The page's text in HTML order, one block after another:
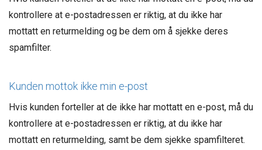
kontrollere at e-postadressen er riktig, at du ikke har
mottatt en returmelding og be dem om å sjekke deres
spamfilter.
Kunden mottok ikke min e-post
Hvis kunden forteller at de ikke har mottatt en e-post, må du
kontrollere at e-postadressen er riktig, at du ikke har
mottatt en returmelding, samt be dem sjekke spamfilteret.